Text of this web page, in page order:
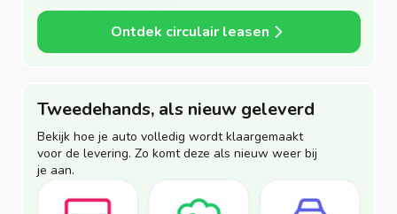
Ontdek circulair leasen
Tweedehands, als nieuw geleverd
Bekijk hoe je auto volledig wordt klaargemaakt
voor de levering. Zo komt deze als nieuw weer bij
je aan.